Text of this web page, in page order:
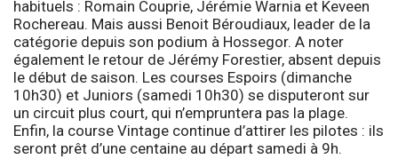
habituels : Romain Couprie, Jérémie Warnia et Keveen
Rochereau. Mais aussi Benoit Béroudiaux, leader de la
catégorie depuis son podium à Hossegor. A noter
également le retour de Jérémy Forestier, absent depuis
le début de saison. Les courses Espoirs (dimanche
10h30) et Juniors (samedi 10h30) se disputeront sur
un circuit plus court, qui n’empruntera pas la plage.
Enfin, la course Vintage continue d’attirer les pilotes : ils
seront prêt d’une centaine au départ samedi à 9h.